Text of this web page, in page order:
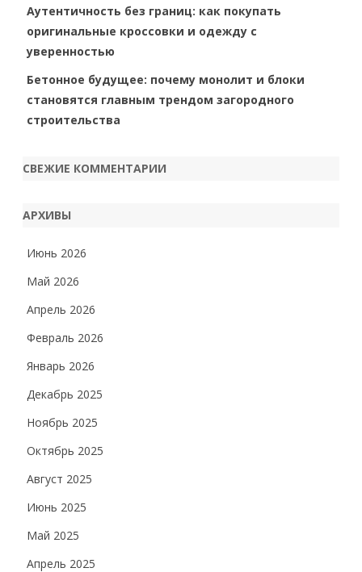
Аутентичность без границ: как покупать
оригинальные кроссовки и одежду с
уверенностью
Бетонное будущее: почему монолит и блоки
становятся главным трендом загородного
строительства
СВЕЖИЕ КОММЕНТАРИИ
АРХИВЫ
Июнь 2026
Май 2026
Апрель 2026
Февраль 2026
Январь 2026
Декабрь 2025
Ноябрь 2025
Октябрь 2025
Август 2025
Июнь 2025
Май 2025
Апрель 2025